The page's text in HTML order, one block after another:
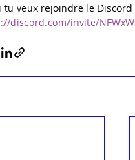
tu veux rejoindre le
discord.com/invite/